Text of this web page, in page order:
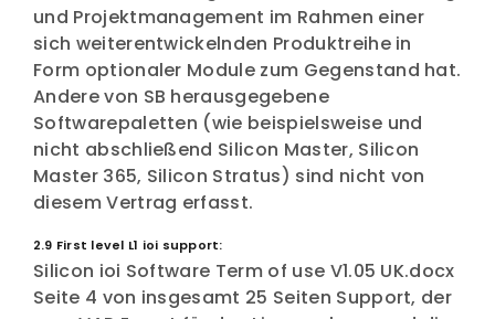
und Projektmanagement im Rahmen einer
sich weiterentwickelnden Produktreihe in
Form optionaler Module zum Gegenstand hat.
Andere von SB herausgegebene
Softwarepaletten (wie beispielsweise und
nicht abschließend Silicon Master, Silicon
Master 365, Silicon Stratus) sind nicht von
diesem Vertrag erfasst.
2.9 First level L1 ioi support:
Silicon ioi Software Term of use V1.05 UK.docx
Seite 4 von insgesamt 25 Seiten Support, der